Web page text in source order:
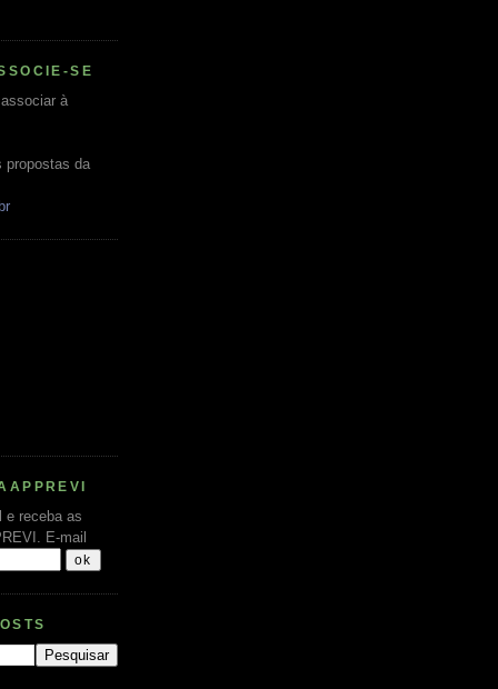
SE
à
propostas da
e receba as
E-mail